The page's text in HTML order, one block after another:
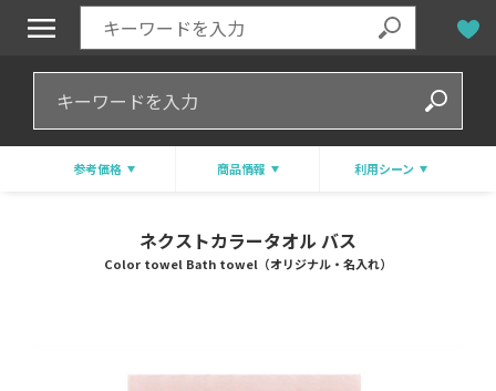
参考価格 商品情報 利用シーン
ネクストカラータオル バス
Color towel Bath towel（オリジナル・名入れ）